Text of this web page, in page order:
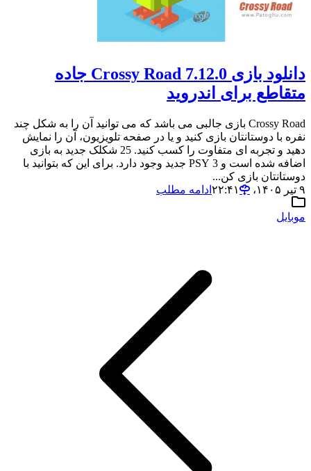
دانلود بازی Crossy Road 7.12.0 جاده
متقاطع برای اندروید
Crossy Road بازی جالبی می باشد که می توانید آن را به شکل چند
نفره با دوستانتان بازی کنید و یا در صفحه تلویزیون، آن را نمایش
دهید و تجربه ای متفاوت را کسب کنید. 25 شکلک جدید به بازی
اضافه شده است و 3 PSY جدید وجود دارد. برای این که بتوانید با
دوستانتان بازی کن...
۹ تیر ۱۴۰۵،‏ ۲۲:۴۱
ادامه مطلب
موبایل